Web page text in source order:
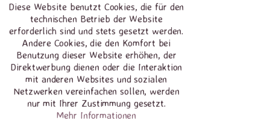
Diese Website benutzt Cookies, die für den
technischen Betrieb der Website
erforderlich sind und stets gesetzt werden.
Andere Cookies, die den Komfort bei
Benutzung dieser Website erhöhen, der
Direktwerbung dienen oder die Interaktion
mit anderen Websites und sozialen
Netzwerken vereinfachen sollen, werden
nur mit Ihrer Zustimmung gesetzt.
Mehr Informationen